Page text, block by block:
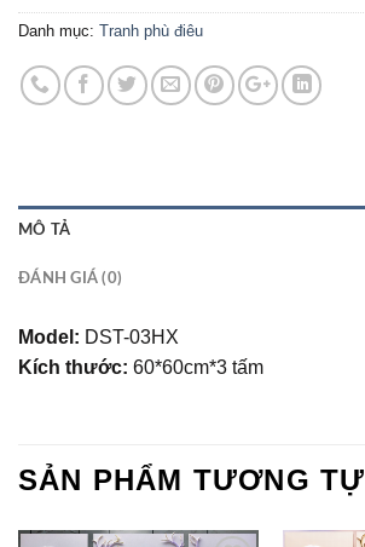
Danh mục: Tranh phù điêu
MÔ TẢ
ĐÁNH GIÁ (0)
Model: DST-03HX
Kích thước: 60*60cm*3 tấm
SẢN PHẨM TƯƠNG TỰ